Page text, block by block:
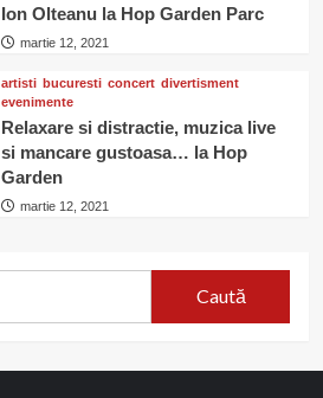
Ion Olteanu la Hop Garden Parc
martie 12, 2021
artisti bucuresti concert divertisment
evenimente
Relaxare si distractie, muzica live
si mancare gustoasa… la Hop
Garden
martie 12, 2021